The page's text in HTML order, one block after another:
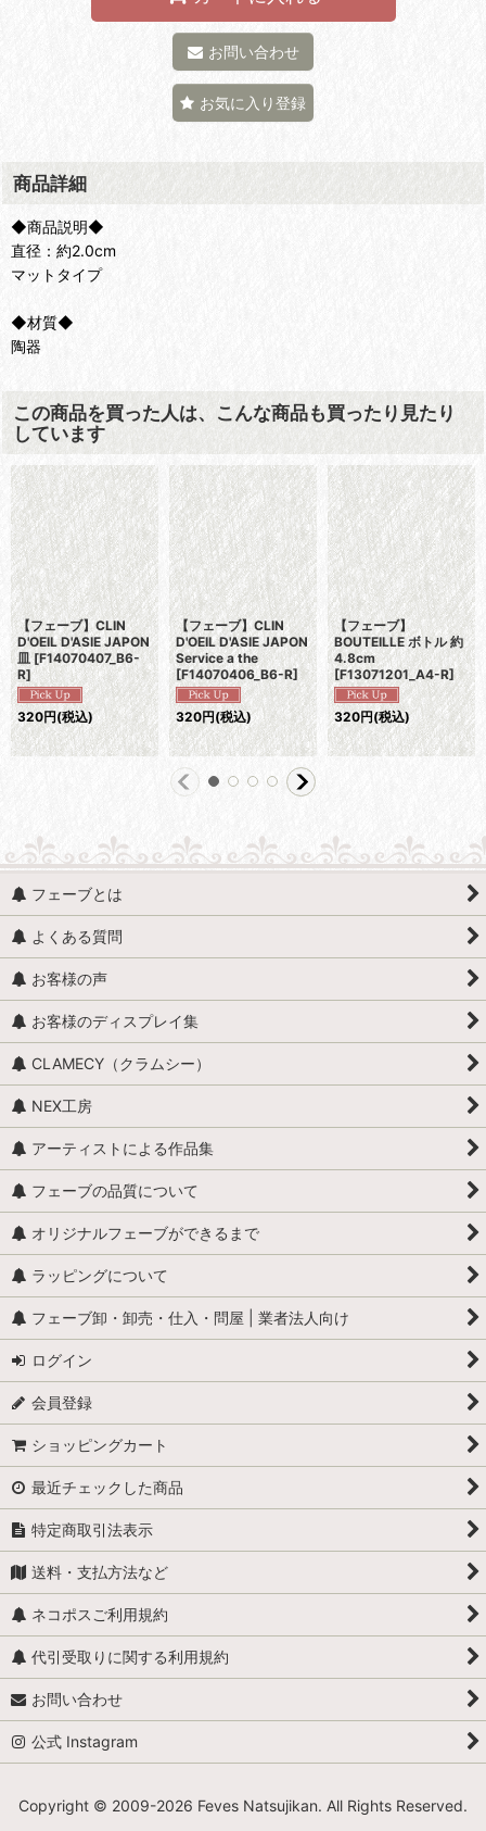
お問い合わせ
お気に入り登録
商品詳細
◆商品説明◆
直径：約2.0cm
マットタイプ
◆材質◆
陶器
この商品を買った人は、こんな商品も買ったり見たり
しています
【フェーブ】CLIN
D'OEIL D'ASIE JAPON
皿 [F14070407_B6-
R]
320円(税込)
【フェーブ】CLIN
D'OEIL D'ASIE JAPON
Service a the
[F14070406_B6-R]
320円(税込)
【フェーブ】
BOUTEILLE ボトル 約
4.8cm
[F13071201_A4-R]
320円(税込)
フェーブとは
よくある質問
お客様の声
お客様のディスプレイ集
CLAMECY（クラムシー）
NEX工房
アーティストによる作品集
フェーブの品質について
オリジナルフェーブができるまで
ラッピングについて
フェーブ卸・卸売・仕入・問屋 | 業者法人向け
ログイン
会員登録
ショッピングカート
最近チェックした商品
特定商取引法表示
送料・支払方法など
ネコポスご利用規約
代引受取りに関する利用規約
お問い合わせ
公式 Instagram
Copyright © 2009-2026 Feves Natsujikan. All Rights Reserved.